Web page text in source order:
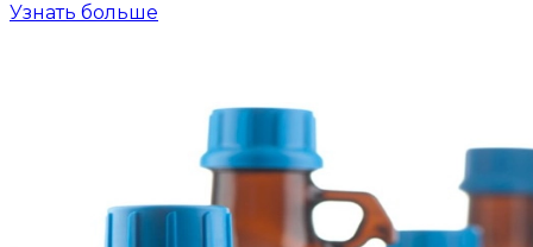
Узнать больше